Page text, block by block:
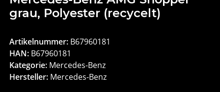
grau, Polyester (recycelt)
Artikelnummer: B67960181
HAN: B67960181
Kategorie: Mercedes-Benz
Hersteller: Mercedes-Benz